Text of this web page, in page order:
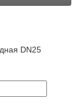
DN25